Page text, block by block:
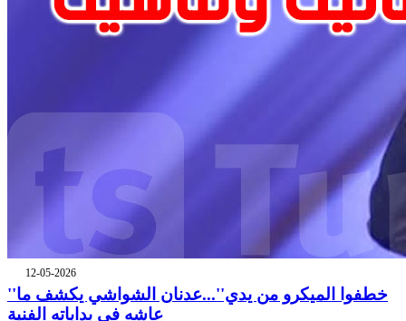
12-05-2026
''خطفوا الميكرو من يدي''...عدنان الشواشي يكشف ما
عاشه في بداياته الفنية